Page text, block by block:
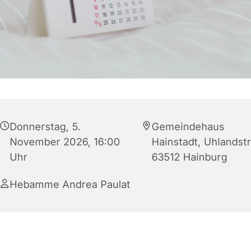
Donnerstag, 5.
November 2026, 16:00
Uhr
Gemeindehaus
Hainstadt,
63512 Hainburg
Hebamme Andrea Paulat